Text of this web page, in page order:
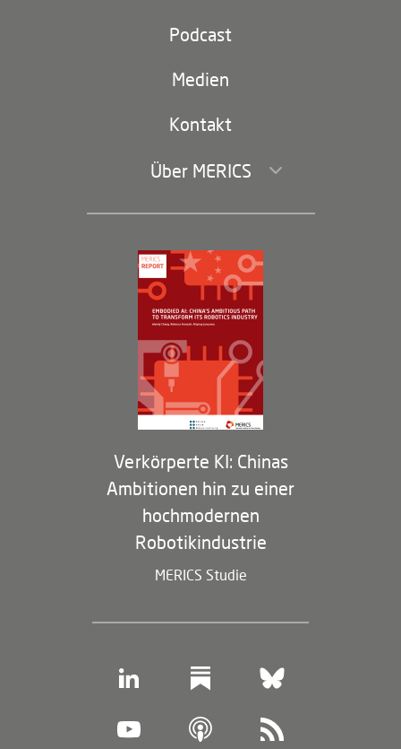
Partei und Staat
navigation)
Podcast
Medien
Kontakt
Über MERICS
Geschäftsführung und Bereiche
Governance
Arbeiten bei MERICS
Partner
Membership Program
Verkörperte KI: Chinas
Ambitionen hin zu einer
hochmodernen
Robotikindustrie
MERICS Studie